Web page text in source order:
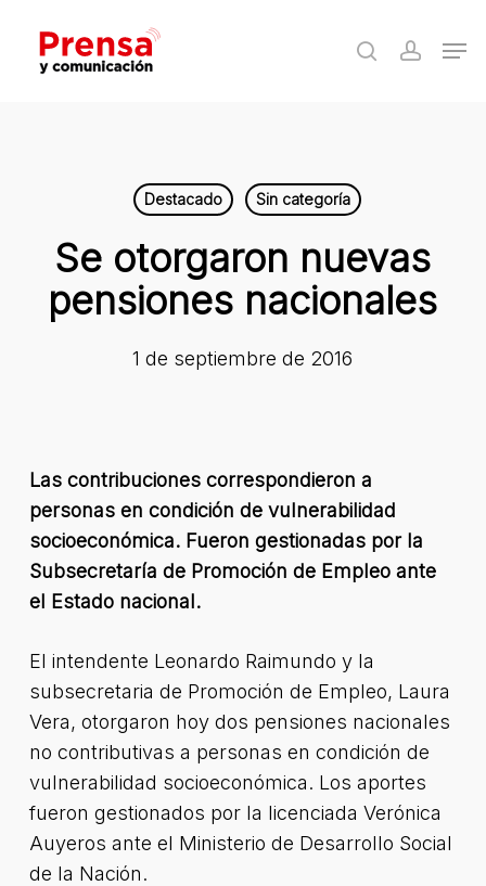
main
search
Destacado Sin categoría
Se otorgaron nuevas
pensiones nacionales
1 de septiembre de 2016
Las contribuciones correspondieron a
personas en condición de vulnerabilidad
socioeconómica. Fueron gestionadas por la
Subsecretaría de Promoción de Empleo ante
el Estado nacional.
El intendente Leonardo Raimundo y la
subsecretaria de Promoción de Empleo, Laura
Vera, otorgaron hoy dos pensiones nacionales
no contributivas a personas en condición de
vulnerabilidad socioeconómica. Los aportes
fueron gestionados por la licenciada Verónica
Auyeros ante el Ministerio de Desarrollo Social
de la Nación.